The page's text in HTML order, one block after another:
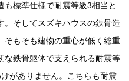
も標準仕様で耐震等級3相当と
。そしてスズキハウスの鉄骨造
そもそも建物の重心が低く総重
な鉄骨躯体で支えられる耐震等
がありません。こちらも耐震